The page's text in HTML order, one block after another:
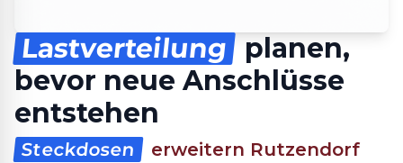
Lastverteilung
planen,
bevor neue Anschlüsse
entstehen
Steckdosen
erweitern Rutzendorf